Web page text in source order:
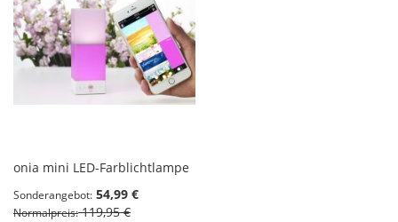
onia mini LED-Farblichtlampe
Sonderangebot 54,99 €
Normalpreis 119,95 €